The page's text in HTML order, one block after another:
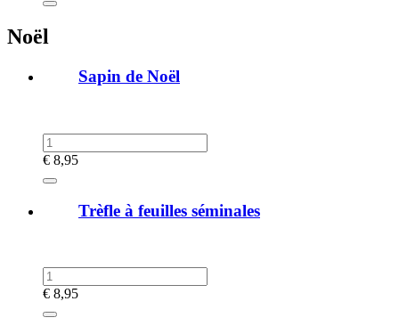
Noël
Sapin de Noël
€ 8,95
Trèfle à feuilles séminales
€ 8,95